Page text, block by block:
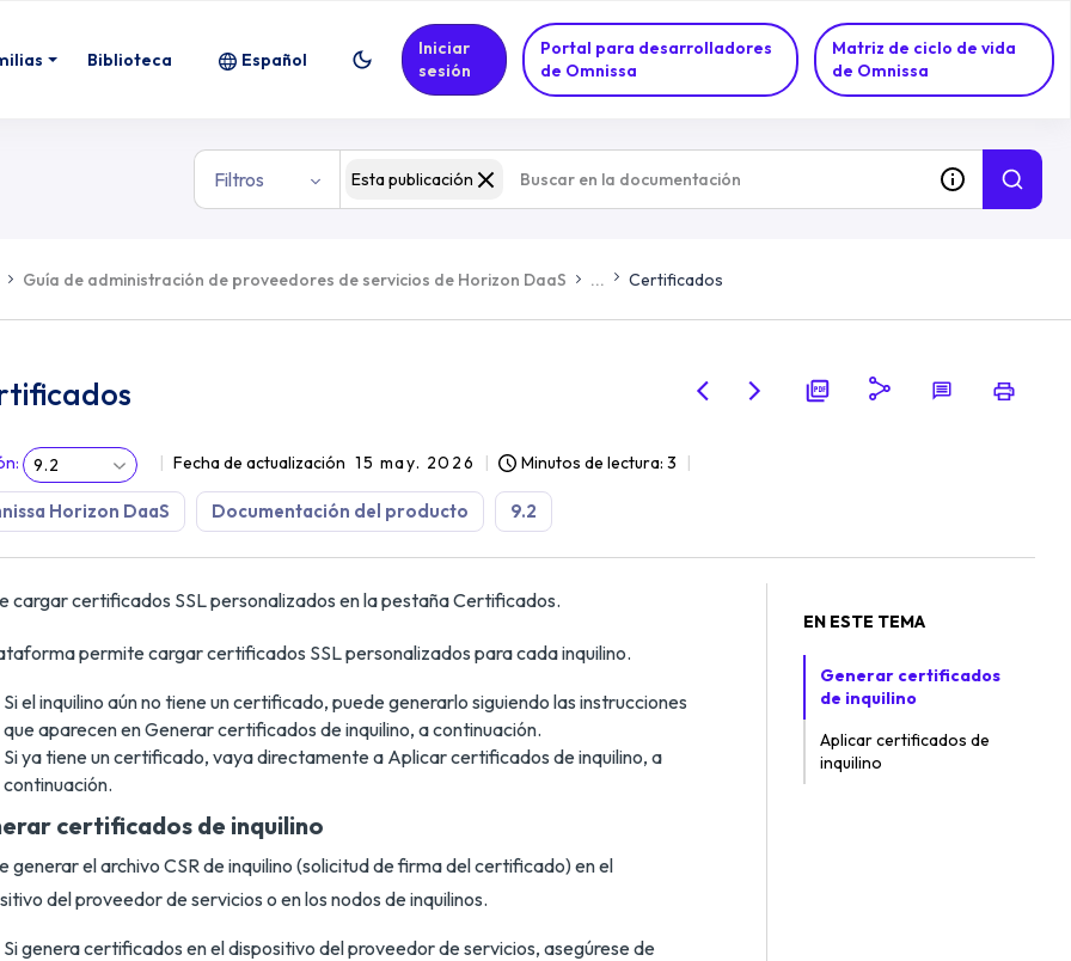
Biblioteca
Portal para desarrolladores
de Omnissa
Matriz de ciclo de vida
de Omnissa
Español
Iniciar
sesión
Filtros Esta publicación
Guía de administración de proveedores de servicios de Horizon DaaS ... Certificados
: 9.2 Fecha de actualización 15 may. 2026 Minutos de lectura: 3
Horizon DaaS Documentación del producto 9.2
cargar certificados SSL personalizados en la pestaña Certificados.
permite cargar certificados SSL personalizados para cada inquilino.
Si el inquilino aún no tiene un certificado, puede generarlo siguiendo las instrucciones
que aparecen en Generar certificados de inquilino, a continuación.
Si ya tiene un certificado, vaya directamente a Aplicar certificados de inquilino, a
continuación.
certificados de inquilino
generar el archivo CSR de inquilino (solicitud de firma del certificado) en el
del proveedor de servicios o en los nodos de inquilinos.
Si genera certificados en el dispositivo del proveedor de servicios, asegúrese de
EN ESTE TEMA
Generar certificados
de inquilino
Aplicar certificados de
inquilino